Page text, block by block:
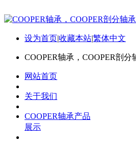
设为首页|收藏本站|繁体中文
COOPER轴承，COOPER剖分
网站首页
关于我们
COOPER轴承产品
展示